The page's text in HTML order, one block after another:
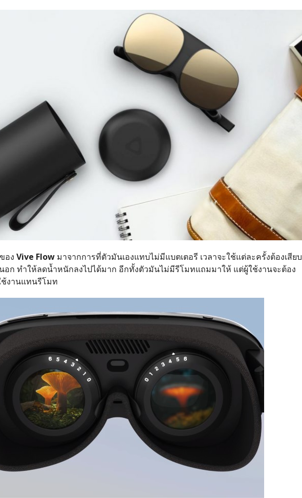
อง Vive Flowมาจากการที่ตัวมันเองแทบไม่มีแบตเตอรี เวลาจะใช้แต่ละครั้งต้องเสียบ
อก ทำให้ลดน้ำหนักลงไปได้มาก อีกทั้งตัวมันไม่มีรีโมทแถมมาให้ แต่ผู้ใช้งานจะต้อง
งานแทนรีโมท